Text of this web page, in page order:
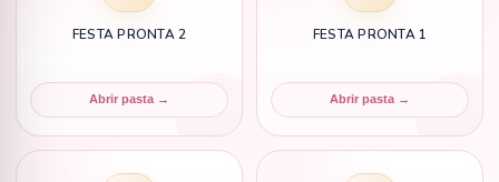
FESTA PRONTA 2
Abrir pasta →
FESTA PRONTA 1
Abrir pasta →